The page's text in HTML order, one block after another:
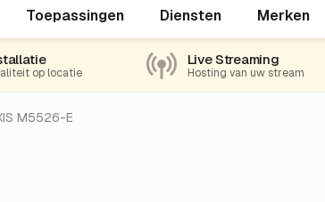
Toepassingen Diensten Merken
op locatie
Live Streaming
Hosting van uw stream
M5526-E